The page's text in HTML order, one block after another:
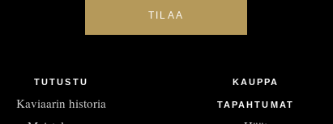
TUTUSTU
Kaviaarin historia
KAUPPA
TAPAHTUMAT